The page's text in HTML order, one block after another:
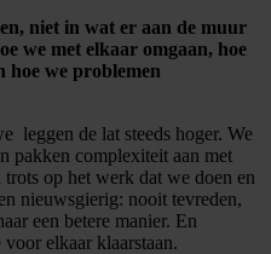
niet in wat er aan de muur
we met elkaar omgaan, hoe
hoe we problemen
leggen de lat steeds hoger. We
pakken complexiteit aan met
op het werk dat we doen en
nieuwsgierig: nooit tevreden,
een betere manier. En
elkaar klaarstaan.